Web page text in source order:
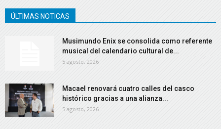
ÚLTIMAS NOTICAS
Musimundo Enix se consolida como referente
musical del calendario cultural de...
5 agosto, 2026
Macael renovará cuatro calles del casco
histórico gracias a una alianza...
5 agosto, 2026